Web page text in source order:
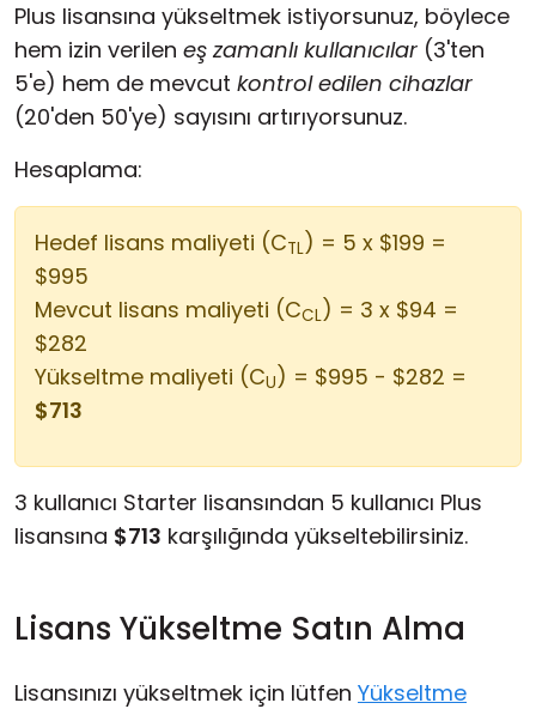
Plus lisansına yükseltmek istiyorsunuz, böylece
hem izin verilen eş zamanlı kullanıcılar (3'ten
5'e) hem de mevcut kontrol edilen cihazlar
(20'den 50'ye) sayısını artırıyorsunuz.
Hesaplama:
Hedef lisans maliyeti (CTL) = 5 x $199 =
$995
Mevcut lisans maliyeti (CCL) = 3 x $94 =
$282
Yükseltme maliyeti (CU) = $995 - $282 =
$713
3 kullanıcı Starter lisansından 5 kullanıcı Plus
lisansına $713 karşılığında yükseltebilirsiniz.
Lisans Yükseltme Satın Alma
Lisansınızı yükseltmek için lütfen Yükseltme